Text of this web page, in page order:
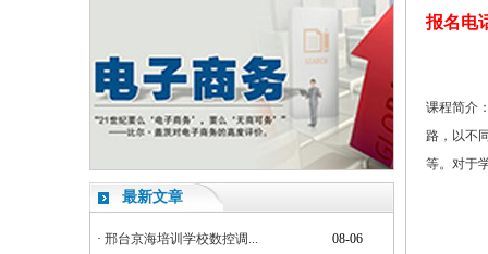
最新文章
· 邢台京海培训学校数控调...
08-06
报名电
课程简介
路，以不
等。对于